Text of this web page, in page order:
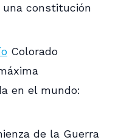
constitución
Colorado
en el mundo:
de la Guerra